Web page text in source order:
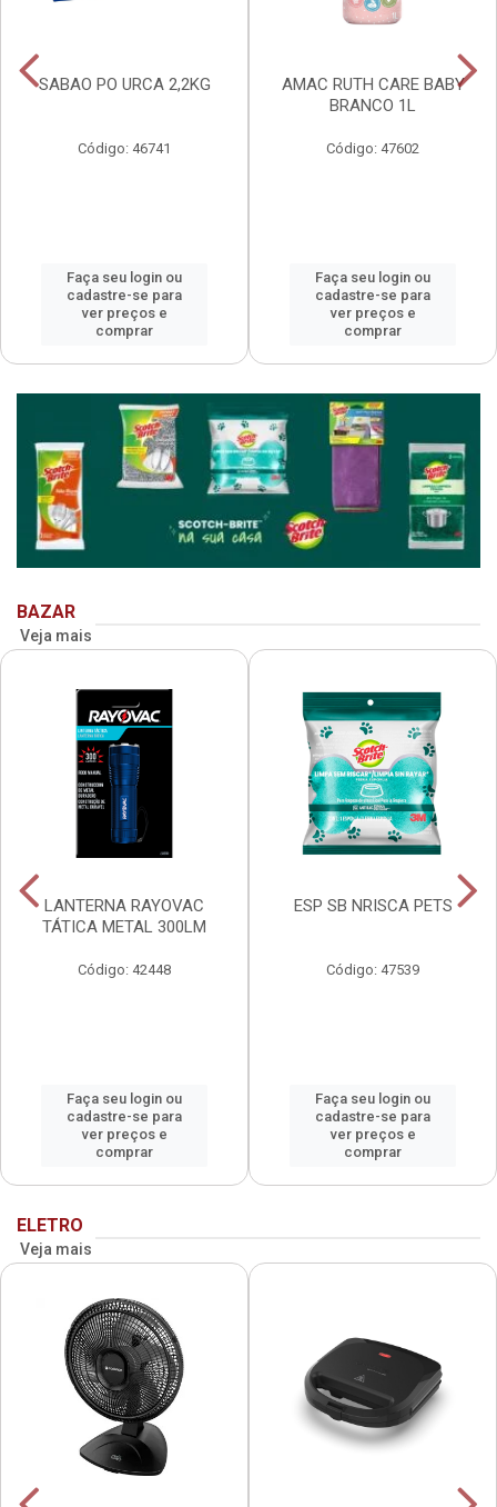
SABAO PO URCA 2,2KG
Código: 46741
Faça seu login ou
cadastre-se para
ver preços e
comprar
AMAC RUTH CARE BABY
BRANCO 1L
Código: 47602
Faça seu login ou
cadastre-se para
ver preços e
comprar
BAZAR
Veja mais
LANTERNA RAYOVAC
TÁTICA METAL 300LM
Código: 42448
Faça seu login ou
cadastre-se para
ver preços e
comprar
ESP SB NRISCA PETS
Código: 47539
Faça seu login ou
cadastre-se para
ver preços e
comprar
ELETRO
Veja mais